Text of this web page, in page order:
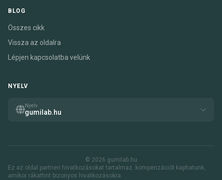
BLOG
Összes cikk
Vissza az oldalra
Lépjen kapcsolatba velünk
NYELV
Nyelv
gumilab.hu
© 2026 gumilab.hu
Ez az oldal partneri hivatkozásokat tartalmaz. kompenzációt kaphatunk,
amikor rákattint bizonyos hivatkozásokra.